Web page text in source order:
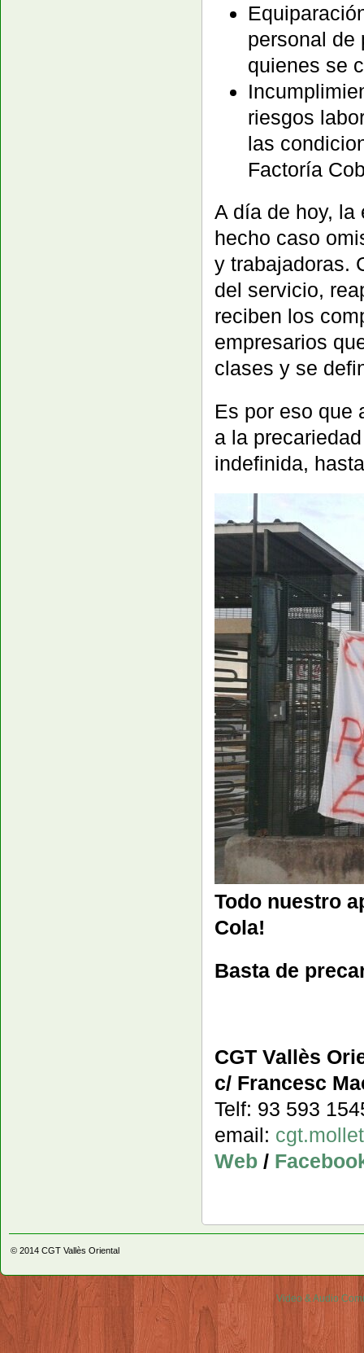
personal de
quienes se
riesgos
las
Factoría
A día de hoy, la
hecho caso
y trabajadoras.
del servicio,
reciben los
empresarios
clases y se
Es por eso que
a la
indefinida,
Todo nuestro
Cola!
Basta de
CGT Vallès
c/ Francesc
Telf: 93 593
email:
Web /
© 2014 CGT Vallès Oriental
Video & Audio